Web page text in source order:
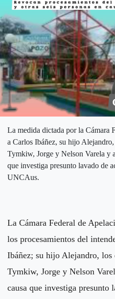
La medida dictada por la Cámara
a Carlos Ibáñez, su hijo
Tymkiw, Jorge y Nelson Varela y
que investiga presunto lavado de
UNCAus.
La Cámara Federal de
los procesamientos del
Ibáñez; su hijo Alejandro, los
Tymkiw, Jorge y Nelson
causa que investiga presunto